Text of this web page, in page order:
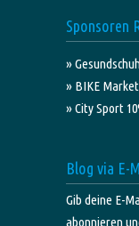
Sponsoren
»
» BIKE Market
» City Sport
Blog via E-
Gib deine E-
abonnieren